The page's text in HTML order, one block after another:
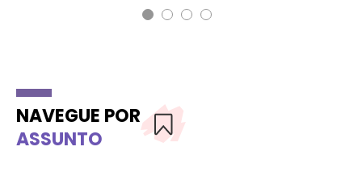
NAVEGUE POR
ASSUNTO